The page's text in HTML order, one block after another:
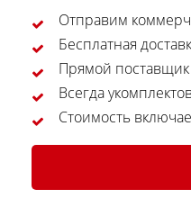
Отправим
Бесплатная
Прямой поставщик
Всегда
Стоимость